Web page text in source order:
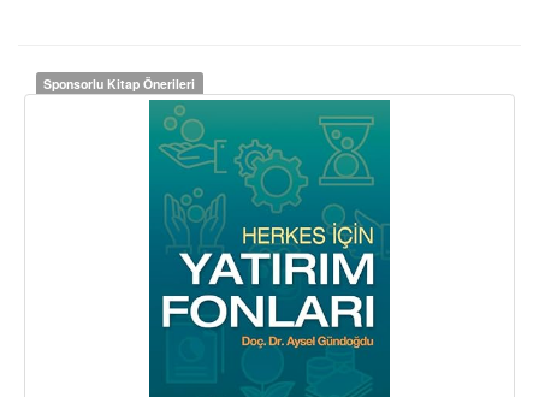
Sponsorlu Kitap Önerileri